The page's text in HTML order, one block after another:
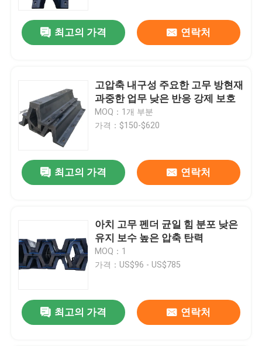
최고의 가격 연락처
고압축 내구성 주요한 고무 방현재
과중한 업무 낮은 반응 강제 보호
MOQ：1개 부분
가격：$150-$620
최고의 가격 연락처
아치 고무 펜더 균일 힘 분포 낮은
유지 보수 높은 압축 탄력
MOQ：1
가격：US$96 - US$785
최고의 가격 연락처